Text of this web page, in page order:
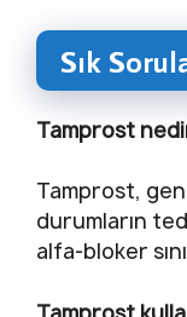
Sık
Tamprost
Tamprost,
durumların
alfa-bloker